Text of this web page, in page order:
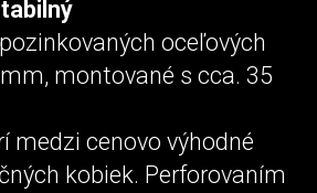
oceľových
montované s cca. 35
medzi cenovo výhodné
kobiek. Perforovaním